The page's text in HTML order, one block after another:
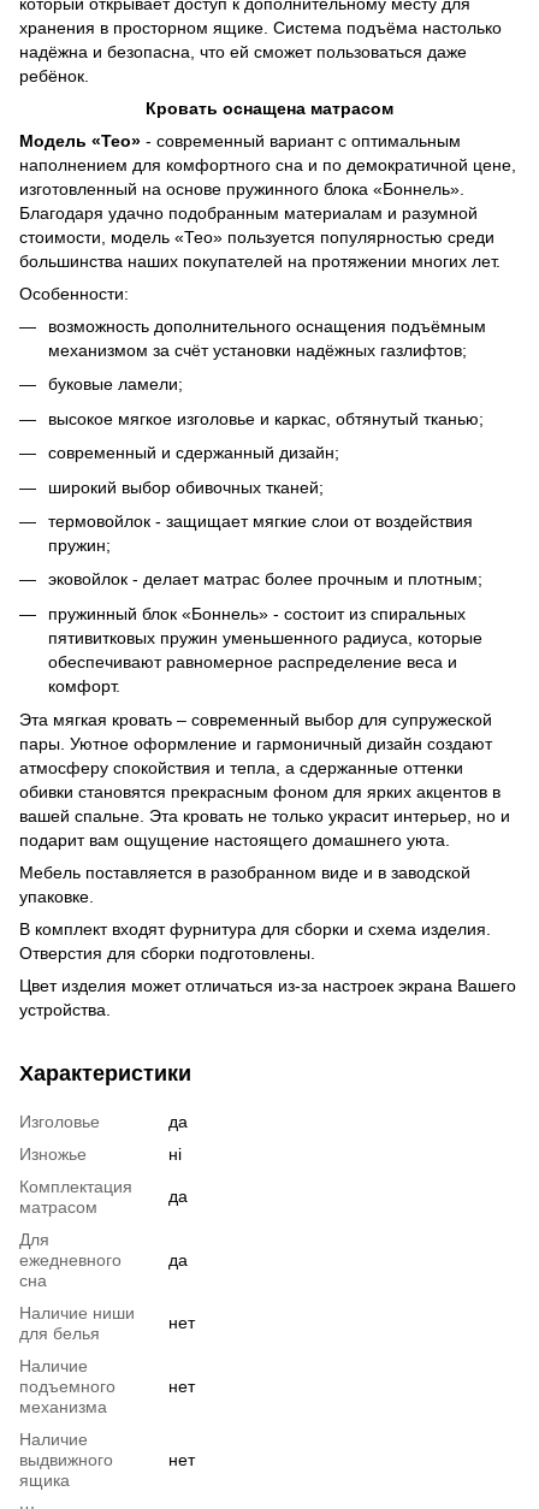
хранения в просторном ящике. Система подъёма настолько
надёжна и безопасна, что ей сможет пользоваться даже
ребёнок.
Кровать оснащена матрасом
Модель «Тео» - современный вариант с оптимальным
наполнением для комфортного сна и по демократичной цене,
изготовленный на основе пружинного блока «Боннель».
Благодаря удачно подобранным материалам и разумной
стоимости, модель «Тео» пользуется популярностью среди
большинства наших покупателей на протяжении многих лет.
Особенности:
возможность дополнительного оснащения подъёмным
механизмом за счёт установки надёжных газлифтов;
буковые ламели;
высокое мягкое изголовье и каркас, обтянутый тканью;
современный и сдержанный дизайн;
широкий выбор обивочных тканей;
термовойлок - защищает мягкие слои от воздействия
пружин;
эковойлок - делает матрас более прочным и плотным;
пружинный блок «Боннель» - состоит из спиральных
пятивитковых пружин уменьшенного радиуса, которые
обеспечивают равномерное распределение веса и
комфорт.
Эта мягкая кровать – современный выбор для супружеской
пары. Уютное оформление и гармоничный дизайн создают
атмосферу спокойствия и тепла, а сдержанные оттенки
обивки становятся прекрасным фоном для ярких акцентов в
вашей спальне. Эта кровать не только украсит интерьер, но и
подарит вам ощущение настоящего домашнего уюта.
Мебель поставляется в разобранном виде и в заводской
упаковке.
В комплект входят фурнитура для сборки и схема изделия.
Отверстия для сборки подготовлены.
Цвет изделия может отличаться из-за настроек экрана Вашего
устройства.
Характеристики
Изголовье
да
Изножье
ні
Комплектация
матрасом
да
Для
ежедневного
сна
да
Наличие ниши
для белья
нет
Наличие
подъемного
механизма
нет
Наличие
выдвижного
ящика
нет